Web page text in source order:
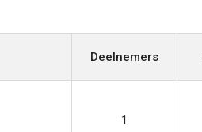
Deelnemers
1